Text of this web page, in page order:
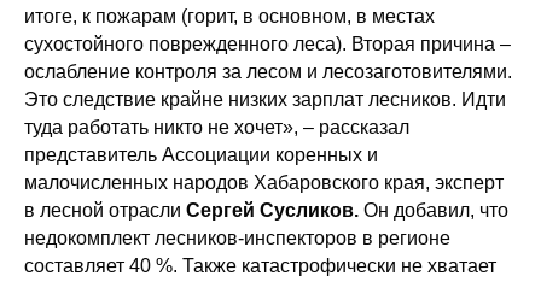
итоге, к пожарам (горит, в основном, в местах
сухостойного поврежденного леса). Вторая причина –
ослабление контроля за лесом и лесозаготовителями.
Это следствие крайне низких зарплат лесников. Идти
туда работать никто не хочет», – рассказал
представитель Ассоциации коренных и
малочисленных народов Хабаровского края, эксперт
в лесной отрасли Сергей Сусликов. Он добавил, что
недокомплект лесников-инспекторов в регионе
составляет 40 %. Также катастрофически не хватает